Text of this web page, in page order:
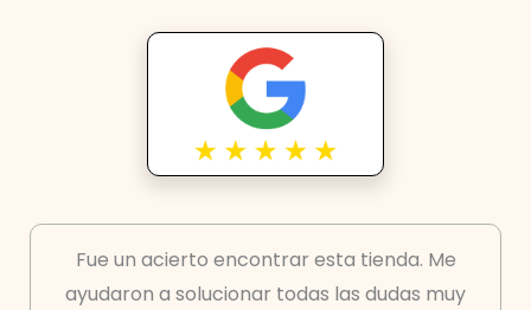
Fue un acierto encontrar esta tienda. Me
ayudaron a solucionar todas las dudas muy